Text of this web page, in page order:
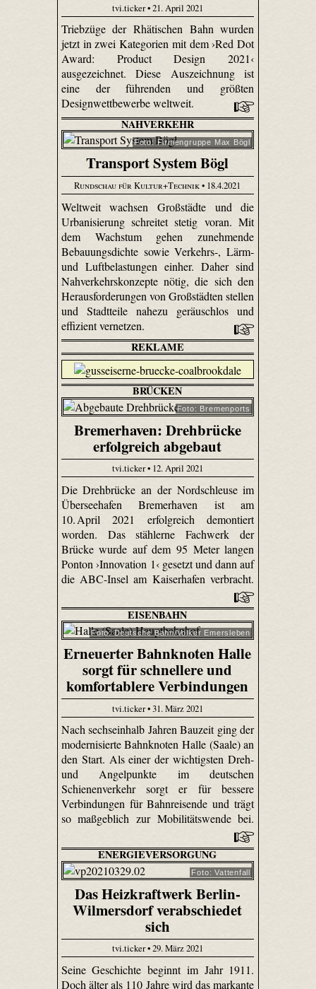
tvi.ticker • 21. April 2021
Triebzüge der Rhätischen Bahn wurden
jetzt in zwei Kategorien mit dem ›Red Dot
Award: Product Design 2021‹
ausgezeichnet. Diese Auszeichnung ist
eine der führenden und größten
Designwettbewerbe weltweit.
NAHVERKEHR
Foto: Firmengruppe Max Bögl
Transport System Bögl
Rundschau für Kultur+Technik• 18.4.2021
Weltweit wachsen Großstädte und die
Urbanisierung schreitet stetig voran. Mit
dem Wachstum gehen zunehmende
Bebauungsdichte sowie Verkehrs-, Lärm-
und Luftbelastungen einher. Daher sind
Nahverkehrskonzepte nötig, die sich den
Herausforderungen von Großstädten stellen
und Stadtteile nahezu geräuschlos und
effizient vernetzen.
REKLAME
BRÜCKEN
Foto: Bremenports
Bremerhaven: Drehbrücke
erfolgreich abgebaut
tvi.ticker • 12. April 2021
Die Drehbrücke an der Nordschleuse im
Überseehafen Bremerhaven ist am
10. April 2021 erfolgreich demontiert
worden. Das stählerne Fachwerk der
Brücke wurde auf dem 95 Meter langen
Ponton ›Innovation 1‹ gesetzt und dann auf
die ABC-Insel am Kaiserhafen verbracht.
EISENBAHN
Foto: Deutsche Bahn/Volker Emersleben
Erneuerter Bahnknoten Halle
sorgt für schnellere und
komfortablere Verbindungen
tvi.ticker • 31. März 2021
Nach sechseinhalb Jahren Bauzeit ging der
modernisierte Bahnknoten Halle (Saale) an
den Start. Als einer der wichtigsten Dreh-
und Angelpunkte im deutschen
Schienenverkehr sorgt er für bessere
Verbindungen für Bahnreisende und trägt
so maßgeblich zur Mobilitätswende bei.
ENERGIEVERSORGUNG
Foto: Vattenfall
Das Heizkraftwerk Berlin-
Wilmersdorf verabschiedet
sich
tvi.ticker • 29. März 2021
Seine Geschichte beginnt im Jahr 1911.
Doch älter als 110 Jahre wird das markante